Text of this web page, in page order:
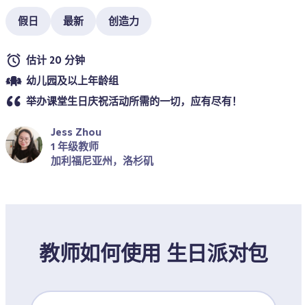
假日 最新 创造力
估计 20 分钟
幼儿园及以上年龄组
举办课堂生日庆祝活动所需的一切，应有尽有！
Jess Zhou
1 年级教师
加利福尼亚州，洛杉矶
教师如何使用 生日派对包